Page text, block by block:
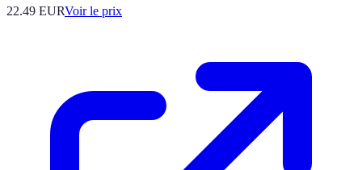
22.49 EURVoir le prix